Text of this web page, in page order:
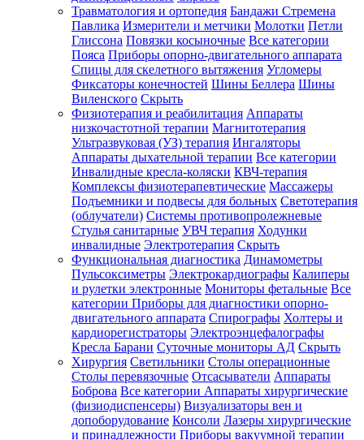
Травматология и ортопедия Бандажи Стремена
Павлика Измерители и метчики Молотки Петли
Глиссона Повязки косыночные Все категории
Пояса Приборы опорно-двигательного аппарата
Спицы для скелетного вытяжения Угломеры
Фиксаторы конечностей Шины Беллера Шины
Виленского Скрыть
Физиотерапия и реабилитация Аппараты
низкочастотной терапии Магнитотерапия
Ультразвуковая (УЗ) терапия Ингаляторы
Аппараты дыхательной терапии Все категории
Инвалидные кресла-коляски КВЧ-терапия
Комплексы физиотерапевтические Массажеры
Подъемники и подвесы для больных Светотерапия
(облучатели) Системы противопролежневые
Стулья санитарные УВЧ терапия Ходунки
инвалидные Электротерапия Скрыть
Функциональная диагностика Динамометры
Пульсоксиметры Электрокардиографы Калиперы
и рулетки электронные Мониторы фетальные Все
категории Приборы для диагностики опорно-
двигательного аппарата Спирографы Холтеры и
кардиорегистраторы Электроэнцефалографы
Кресла Барани Суточные мониторы АД Скрыть
Хирургия Светильники Столы операционные
Столы перевязочные Отсасыватели Аппараты
Боброва Все категории Аппараты хирургические
(физиодиспенсеры) Визуализаторы вен и
допоборудование Консоли Лазеры хирургические
и принадлежности Приборы вакуумной терапии